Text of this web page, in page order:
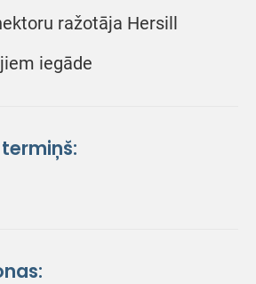
ražotāja Hersill
iegāde